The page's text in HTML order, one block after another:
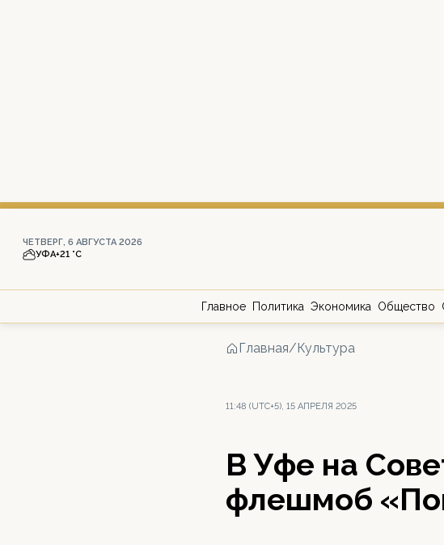
ЧЕТВЕРГ, 6 АВГУСТА 2026
УФА+21 °С
Главное Политика Экономика Общество
Главная/Культура
11:48 (UTC+5), 15 АПРЕЛЯ 2025
В Уфе на
флешмоб